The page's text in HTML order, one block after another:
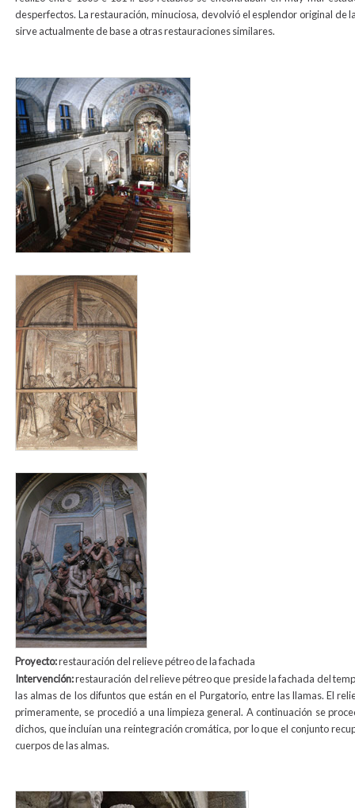
desperfectos. La restauración, minuciosa, devolvió el esplendor original de
sirve actualmente de base a otras restauraciones similares.
animas_int1_media.jpg
animas_antes_para_web.jpg
animas_despois_para_web.jpg
Proyecto:restauración del relieve pétreo de la fachada
Intervención:restauración del relieve pétreo que preside la fachada del
las almas de los difuntos que están en el Purgatorio, entre las llamas. El
primeramente, se procedió a una limpieza general. A continuación se
dichos, que incluían una reintegración cromática, por lo que el conjunto
cuerpos de las almas.
relevo_animas.jpg